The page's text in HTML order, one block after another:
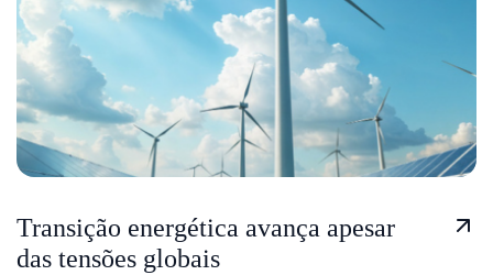
Transição energética avança apesar
das tensões globais